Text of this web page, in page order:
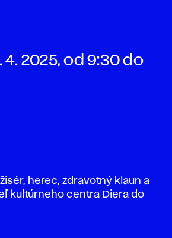
4. 2025, od 9:30 do
herec, zdravotný klaun a
kultúrneho centra Diera do